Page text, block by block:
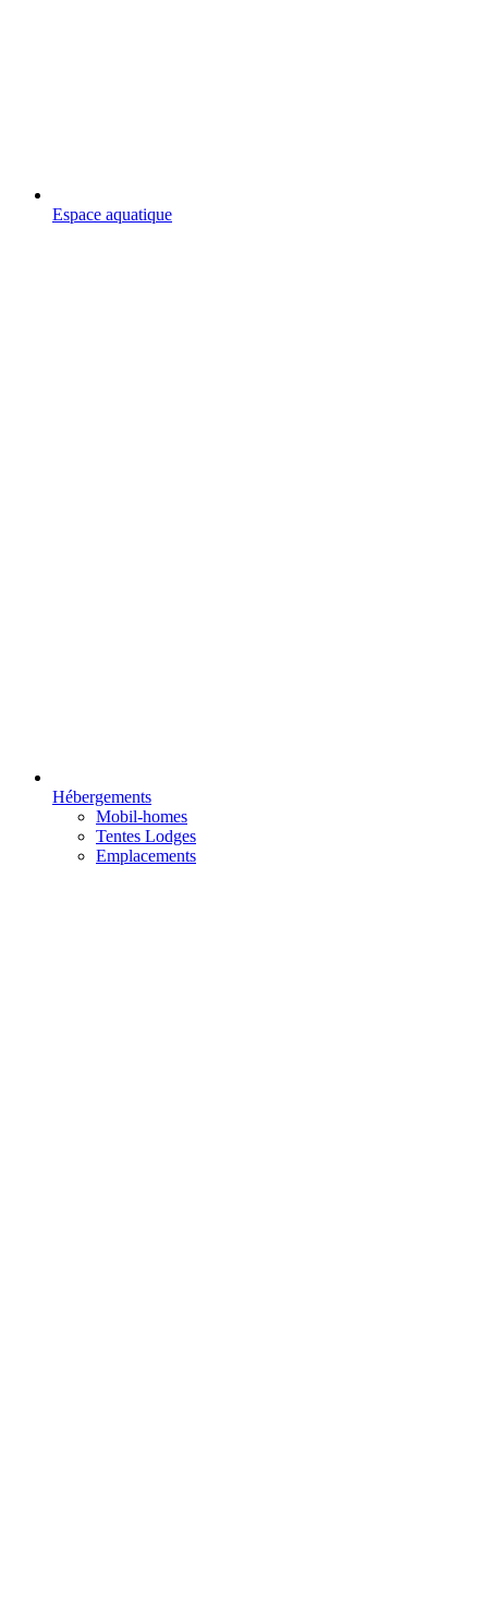
Espace aquatique
Hébergements
Mobil-homes
Tentes Lodges
Emplacements